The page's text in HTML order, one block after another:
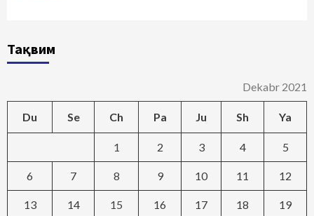
Тақвим
Dekabr 2021
Du Se Ch Pa Ju Sh Ya
1 2 3 4 5
6 7 8 9 10 11 12
13 14 15 16 17 18 19